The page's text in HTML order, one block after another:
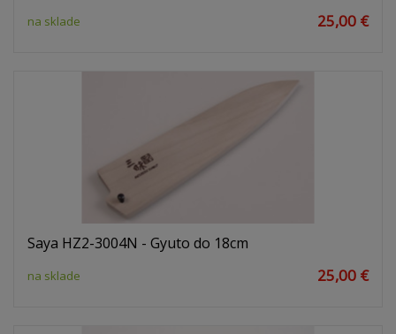
na sklade 25,00 €
Saya HZ2-3004N - Gyuto do 18cm
na sklade 25,00 €